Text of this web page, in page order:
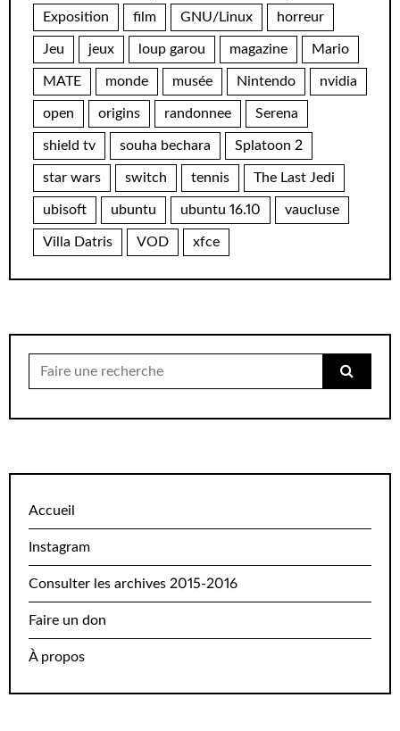
Exposition film GNU/Linux horreur
Jeu jeux loup garou magazine Mario
MATE monde musée Nintendo nvidia
open origins randonnee Serena
shield tv souha bechara Splatoon 2
star wars switch tennis The Last Jedi
ubisoft ubuntu ubuntu 16.10 vaucluse
Villa Datris VOD xfce
pour:
Accueil
Instagram
Consulter les archives 2015-2016
Faire un don
À propos